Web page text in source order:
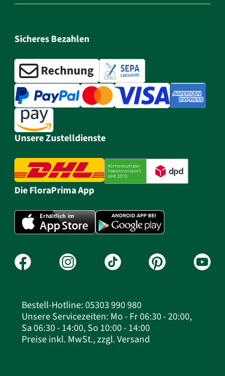
Sicheres Bezahlen
Unsere Zustelldienste
Die FloraPrima App
Bestell-Hotline: 05303 990 980
Unsere Servicezeiten: Mo - Fr 06:30 - 20:00,
Sa 06:30 - 14:00, So 10:00 - 14:00
Preise inkl. MwSt., zzgl. Versand